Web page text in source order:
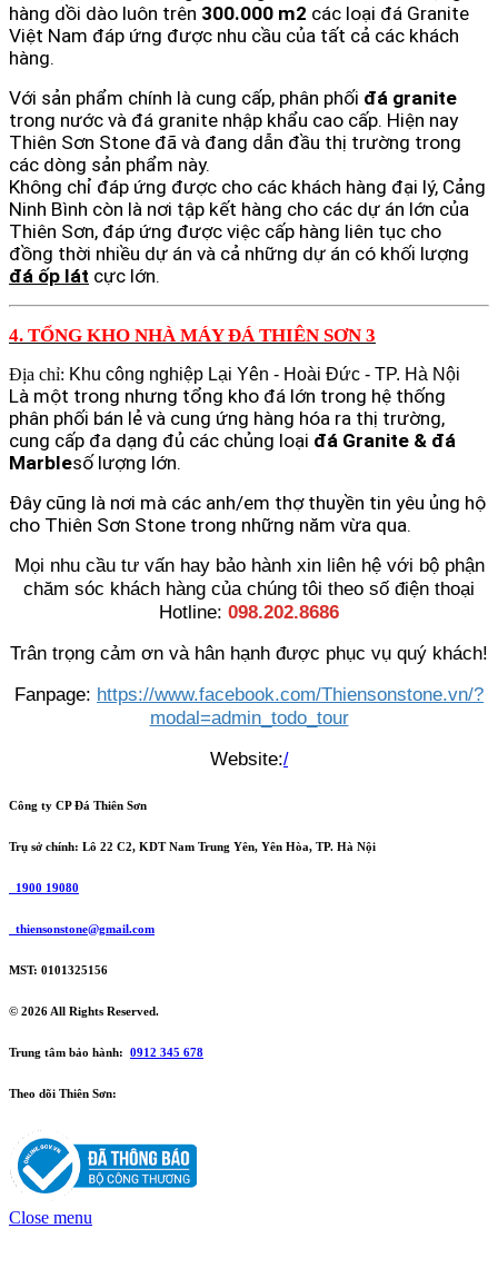
hàng dồi dào luôn trên 300.000 m2 các loại đá Granite
Việt Nam đáp ứng được nhu cầu của tất cả các khách
hàng.
Với sản phẩm chính là cung cấp, phân phối đá granite
trong nước và đá granite nhập khẩu cao cấp. Hiện nay
Thiên Sơn Stone đã và đang dẫn đầu thị trường trong
các dòng sản phẩm này.
Không chỉ đáp ứng được cho các khách hàng đại lý, Cảng
Ninh Bình còn là nơi tập kết hàng cho các dự án lớn của
Thiên Sơn, đáp ứng được việc cấp hàng liên tục cho
đồng thời nhiều dự án và cả những dự án có khối lượng
đá ốp lát cực lớn.
4. TỔNG KHO NHÀ MÁY ĐÁ THIÊN SƠN 3
Địa chỉ: Khu công nghiệp Lại Yên - Hoài Đức - TP. Hà Nội
Là một trong nhưng tổng kho đá lớn trong hệ thống
phân phối bán lẻ và cung ứng hàng hóa ra thị trường,
cung cấp đa dạng đủ các chủng loại đá Granite & đá
Marblesố lượng lớn.
Đây cũng là nơi mà các anh/em thợ thuyền tin yêu ủng hộ
cho Thiên Sơn Stone trong những năm vừa qua.
Mọi nhu cầu tư vấn hay bảo hành xin liên hệ với bộ phận
chăm sóc khách hàng của chúng tôi theo số điện thoại
Hotline: 098.202.8686
Trân trọng cảm ơn và hân hạnh được phục vụ quý khách!
Fanpage: https://www.facebook.com/Thiensonstone.vn/?
modal=admin_todo_tour
Website:/
Công ty CP Đá Thiên Sơn
Trụ sở chính: Lô 22 C2, KDT Nam Trung Yên, Yên Hòa, TP. Hà Nội
1900 19080
thiensonstone@gmail.com
MST: 0101325156
© 2026 All Rights Reserved.
Trung tâm bảo hành: 0912 345 678
Theo dõi Thiên Sơn:
Close menu